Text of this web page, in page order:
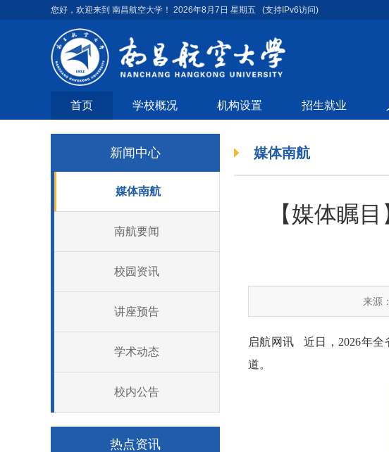
您好，欢迎来到 南昌航空大学！ 2026年8月7日 星期五 (支持IPv6访问)
首页 学校概况 机构设置 招生就业
新闻中心
媒体南航
南航要闻
校园资讯
讲座预告
学术动态
校内公告
热点资讯
媒体南航
【媒体瞩
来源：
启航网讯 近日
，2026年
道。